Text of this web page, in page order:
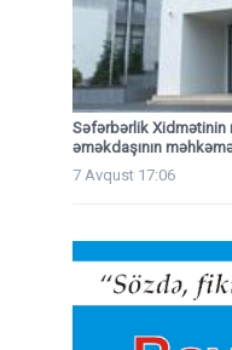
Səfərbərlik Xidmətinin
əməkdaşının
7 Avqust 17:06